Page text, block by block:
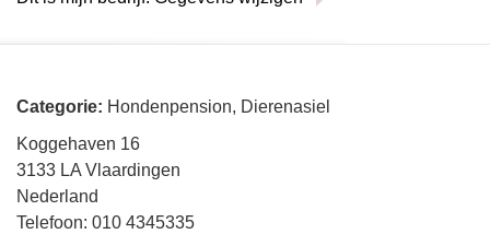
Categorie: Hondenpension, Dierenasiel
Koggehaven 16
3133 LA Vlaardingen
Nederland
Telefoon: 010 4345335